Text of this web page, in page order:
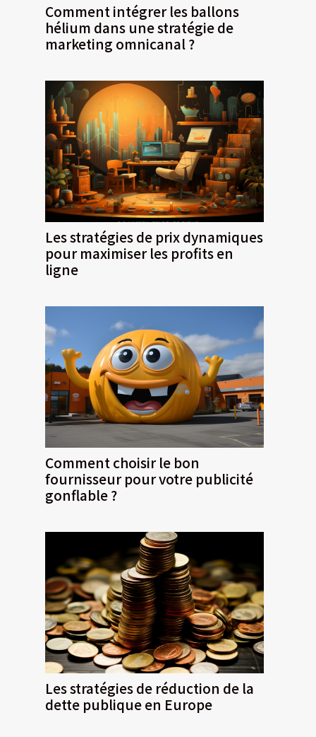
Comment intégrer les ballons
hélium dans une stratégie de
marketing omnicanal ?
Les stratégies de prix dynamiques
pour maximiser les profits en
ligne
Comment choisir le bon
fournisseur pour votre publicité
gonflable ?
Les stratégies de réduction de la
dette publique en Europe